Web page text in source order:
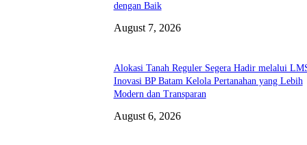
dengan Baik
August 7, 2026
Alokasi Tanah Reguler Segera Hadir melalui
Inovasi BP Batam Kelola Pertanahan yang Lebih
Modern dan Transparan
August 6, 2026